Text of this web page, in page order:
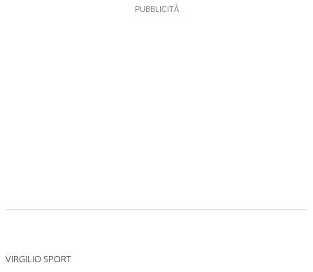
VIRGILIO SPORT